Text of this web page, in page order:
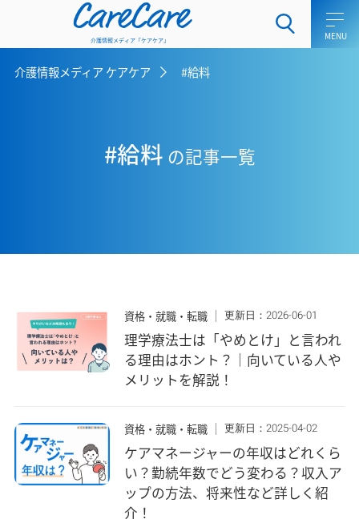
CareCare
介護情報メディア「ケアケア」
介護士向けコラム
介護用語集
お問い合わせ
介護情報メディア ケアケア #給料
#給料 の記事一覧
資格・就職・転職 更新日：2026-06-01
理学療法士は「やめとけ」と言われ
る理由はホント？｜向いている人や
メリットを解説！
資格・就職・転職 更新日：2025-04-02
ケアマネージャーの年収はどれくら
い？勤続年数でどう変わる？収入ア
ップの方法、将来性など詳しく紹
介！